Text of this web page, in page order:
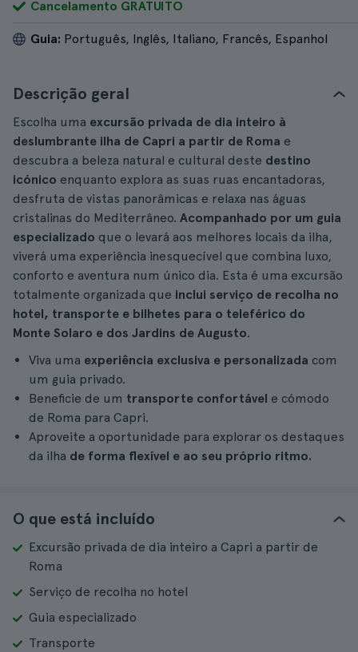
Cancelamento GRATUITO
Guia: Português, Inglês, Italiano, Francês, Espanhol
Descrição geral
Escolha uma excursão privada de dia inteiro à
deslumbrante ilha de Capri a partir de Roma e
descubra a beleza natural e cultural deste destino
icónico enquanto explora as suas ruas encantadoras,
desfruta de vistas panorâmicas e relaxa nas águas
cristalinas do Mediterrâneo. Acompanhado por um guia
especializado que o levará aos melhores locais da ilha,
viverá uma experiência inesquecível que combina luxo,
conforto e aventura num único dia. Esta é uma excursão
totalmente organizada que inclui serviço de recolha no
hotel, transporte e bilhetes para o teleférico do
Monte Solaro e dos Jardins de Augusto.
Viva uma experiência exclusiva e personalizada com
um guia privado.
Beneficie de um transporte confortável e cómodo
de Roma para Capri.
Aproveite a oportunidade para explorar os destaques
da ilha de forma flexível e ao seu próprio ritmo.
O que está incluído
Excursão privada de dia inteiro a Capri a partir de
Roma
Serviço de recolha no hotel
Guia especializado
Transporte